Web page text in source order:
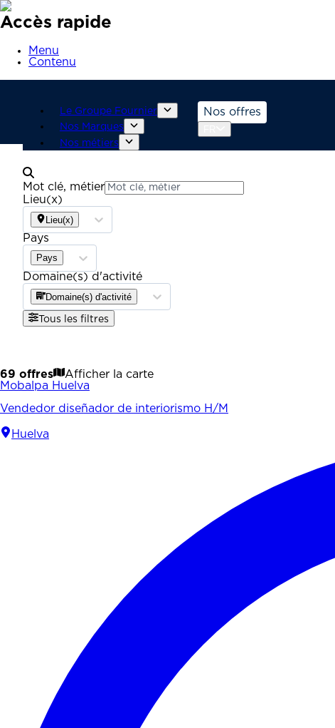
Accès rapide
Menu
Contenu
Le Groupe Fournier
Nos Marques
Nos métiers
Nos offres
Mot clé, métier
Lieu(x)
Lieu(x)
Pays
Pays
Domaine(s) d'activité
Domaine(s) d'activité
Tous les filtres
69 offres
Afficher la carte
Mobalpa Huelva
Vendedor diseñador de interiorismo H/M
Huelva